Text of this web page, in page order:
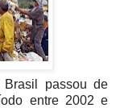
Brasil passou de
entre 2002 e